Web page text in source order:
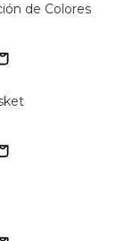
de Colores